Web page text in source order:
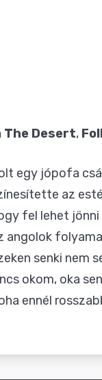
The Desert,
egy jópofa
az
fel lehet
angolok
senki nem
okom, oka
ennél